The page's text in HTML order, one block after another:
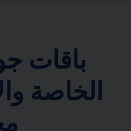
باقات
الخاصة